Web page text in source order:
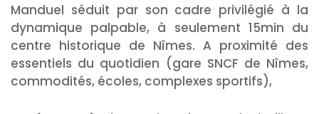
Manduel séduit par son cadre privilégié à la
dynamique palpable, à seulement 15min du
centre historique de Nîmes. A proximité des
essentiels du quotidien (gare SNCF de Nîmes,
commodités, écoles, complexes sportifs),